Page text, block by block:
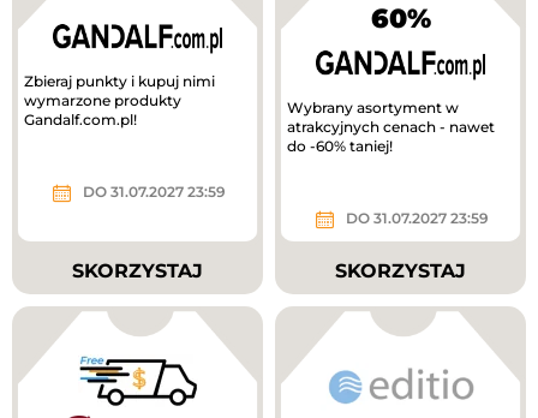
Zbieraj punkty i kupuj nimi
wymarzone produkty
Gandalf.com.pl!
DO 31.07.2027 23:59
SKORZYSTAJ
60%
Wybrany asortyment w
atrakcyjnych cenach - nawet
do -60% taniej!
DO 31.07.2027 23:59
SKORZYSTAJ